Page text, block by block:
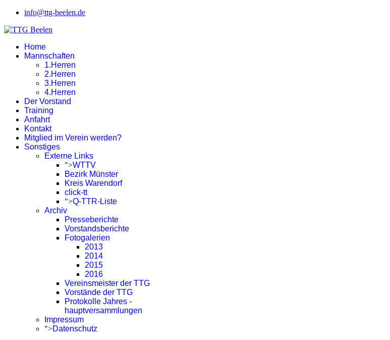
info@ttg-beelen.de
Home
Mannschaften
1.Herren
2.Herren
3.Herren
4.Herren
Der Vorstand
Training
Anfahrt
Kontakt
Mitglied im Verein werden?
Sonstiges
Externe Links
">WTTV
Bezirk Münster
Kreis Warendorf
click-tt
">Q-TTR-Liste
Archiv
Presseberichte
Vorstandsberichte
Fotogalerien
2013
2014
2015
2016
Vereinsmeister der TTG
Vorstände der TTG
Protokolle Jahres -
hauptversammlungen
Impressum
">Datenschutz